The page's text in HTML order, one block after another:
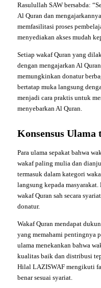
Rasulullah SAW bersabda:
Al Quran dan
memfasilitasi proses
menyediakan akses mudah
Setiap wakaf Quran yang
dengan mengajarkan Al
memungkinkan donatur
bertatap muka langsung
menjadi cara praktis untuk
menyebarkan Al Quran.
Konsensus
Para ulama sepakat bahwa
wakaf paling mulia dan
termasuk dalam kategori
langsung kepada masyarakat.
wakaf Quran sah secara
donatur.
Wakaf Quran mendapat
yang memahami pentingnya
ulama menekankan bahwa
kualitas baik dan distribusi
Hilal LAZISWAF mengikuti
benar sesuai syariat.